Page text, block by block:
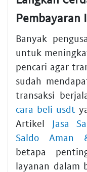
Pembayaran
Banyak
untuk
pencari agar
sudah
transaksi
cara beli usdt
Artikel Jasa
Saldo Aman
betapa
layanan dalam